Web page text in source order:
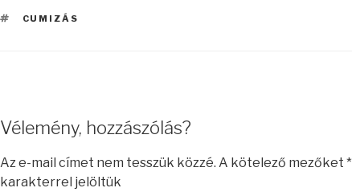
CÍMKÉK
CUMIZÁS
Vélemény, hozzászólás?
Az e-mail címet nem tesszük közzé. A kötelező mezőket *
karakterrel jelöltük